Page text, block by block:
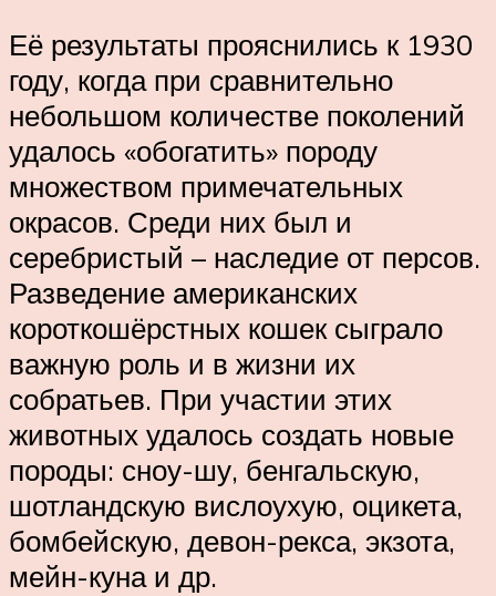
Её результаты прояснились к 1930
году, когда при сравнительно
небольшом количестве поколений
удалось «обогатить» породу
множеством примечательных
окрасов. Среди них был и
серебристый – наследие от персов.
Разведение американских
короткошёрстных кошек сыграло
важную роль и в жизни их
собратьев. При участии этих
животных удалось создать новые
породы: сноу-шу, бенгальскую,
шотландскую вислоухую, оцикета,
бомбейскую, девон-рекса, экзота,
мейн-куна и др.